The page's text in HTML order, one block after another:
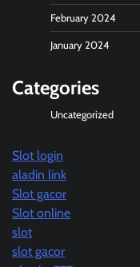
February 2024
January 2024
Categories
Uncategorized
Slot login
aladin link
Slot gacor
Slot online
slot
slot gacor